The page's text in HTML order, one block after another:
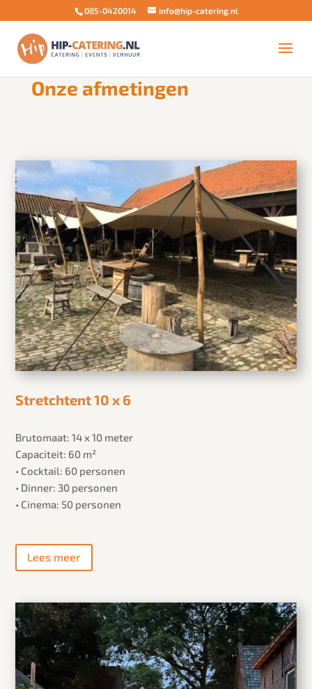
085-0420014 info@hip-catering.nl
 Home 5 Stretchtent Bergschenhoek
Onze afmetingen
Stretchtent 10 x 6
Brutomaat: 14 x 10 meter
Capaciteit: 60 m²
• Cocktail: 60 personen
• Dinner: 30 personen
• Cinema: 50 personen
Lees meer